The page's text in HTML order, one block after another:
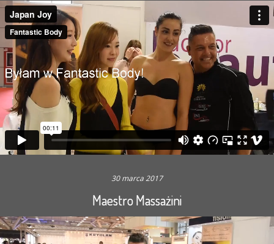
30 marca 2017
Maestro Massażini